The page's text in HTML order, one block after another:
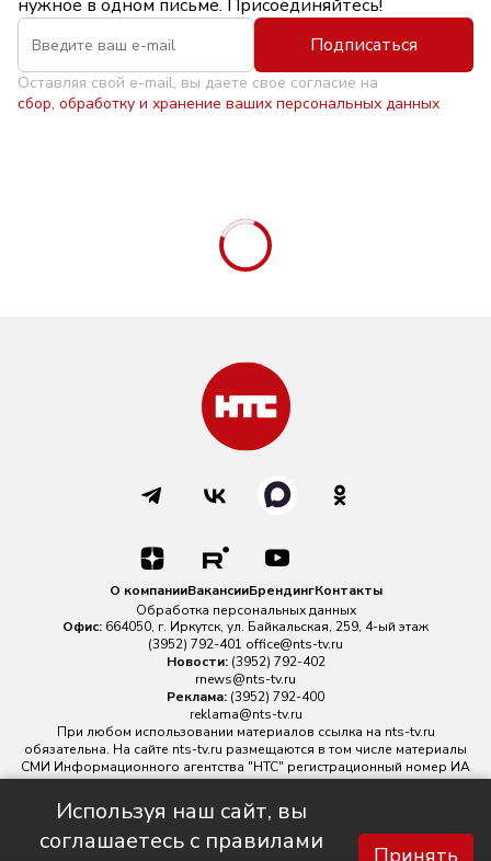
нужное в одном письме. Присоединяйтесь!
Подписаться
Оставляя свой e-mail, вы даете свое согласие на
сбор, обработку и хранение ваших персональных данных
Используя наш сайт, вы
соглашаетесь с правилами
Принять
О компанииВакансииБрендингКонтакты
Обработка персональных данных
Офис: 664050, г. Иркутск, ул. Байкальская, 259, 4-ый этаж
(3952) 792-401 office@nts-tv.ru
Новости: (3952) 792-402
rnews@nts-tv.ru
Реклама: (3952) 792-400
reklama@nts-tv.ru
При любом использовании материалов ссылка на nts-tv.ru
обязательна. На сайте nts-tv.ru размещаются в том числе материалы
СМИ Информационного агентства "НТС" регистрационный номер ИА
№ ФС 77 - 88763 зарегистрировано Федеральной службой по
надзору в сфере связи, информационных технологий и массовых
коммуникаций.
Главный редактор ИА "НТС" Иштулкин Евгений Александрович16+